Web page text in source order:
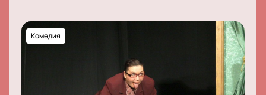
Комедия